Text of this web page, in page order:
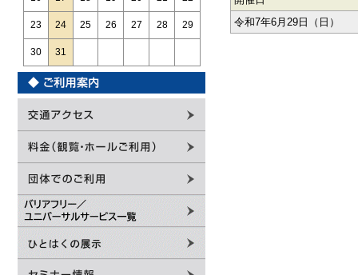
23 24 25 26 27 28 29
30 31
令和7年6月29日（日）